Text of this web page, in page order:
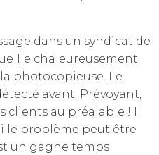
dans un syndicat de
chaleureusement
photocopieuse. Le
avant. Prévoyant,
clients au préalable ! Il
le problème peut être
un gagne temps